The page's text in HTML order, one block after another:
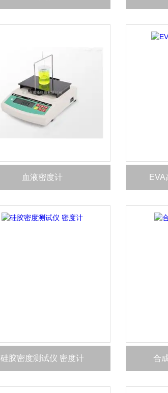
血液密度计
硅胶密度测试仪 密度计 合